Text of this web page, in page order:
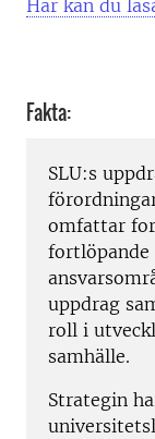
Här kan du
Fakta:
SLU:s
omfattar
fortlöpande
uppdrag
roll i
samhälle.
Strategin